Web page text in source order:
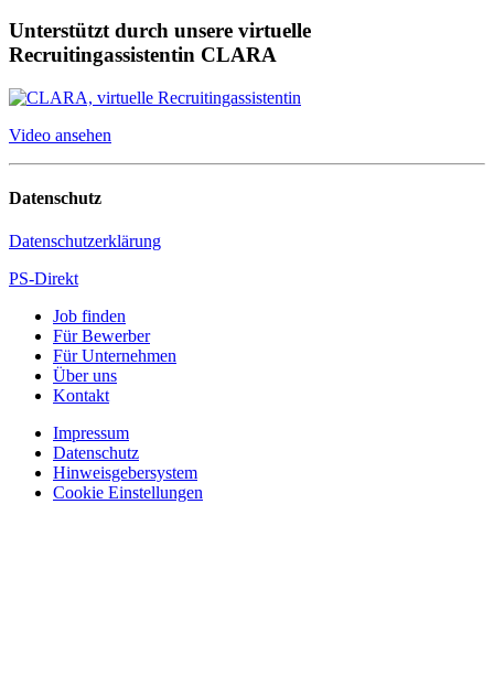
Unterstützt durch unsere virtuelle
Recruitingassistentin CLARA
Video ansehen
Datenschutz
Datenschutzerklärung
PS-Direkt
Job finden
Für Bewerber
Für Unternehmen
Über uns
Kontakt
Impressum
Datenschutz
Hinweisgebersystem
Cookie Einstellungen